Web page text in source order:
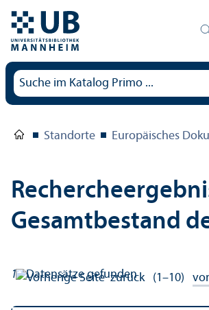
Standorte Europäisches
Gesamtbestand
17Datensätze gefunden
zurück (1–10) vor